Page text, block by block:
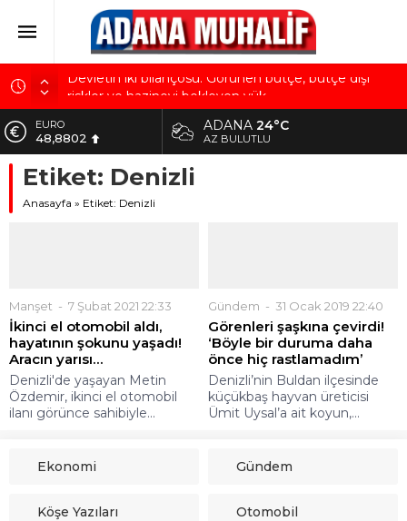
Devletin iki bilançosu: Görünen bütçe, bütçe dışı
riskler ve hazineyi bekleyen yük
‘Devlette para yok!’ yalanı
Kuru meyve sektörü 2 milyar dolar ihracat hedefi
için Ankara’dan destek istedi
EURO
48,8802
ALTIN
5.629,56
ADANA24°C
AZ BULUTLU
Etiket: Denizli
Anasayfa » Etiket: Denizli
Manşet 7 Şubat 2021 22:33
İkinci el otomobil aldı,
hayatının şokunu yaşadı!
Aracın yarısı…
Denizli'de yaşayan Metin
Özdemir, ikinci el otomobil
ilanı görünce sahibiyle...
Gündem 31 Ocak 2019 22:40
Görenleri şaşkına çevirdi!
‘Böyle bir duruma daha
önce hiç rastlamadım’
Denizli’nin Buldan ilçesinde
küçükbaş hayvan üreticisi
Ümit Uysal’a ait koyun,...
Ekonomi Gündem
Köşe Yazıları Otomobil